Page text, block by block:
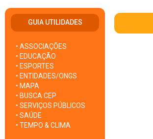
GUIA UTILIDADES
• ASSOCIAÇÕES
• EDUCAÇÃO
• ESPORTES
• ENTIDADES/ONGS
• MAPA
• BUSCA CEP
• SERVIÇOS PÚBLICOS
• SAÚDE
• TEMPO & CLIMA